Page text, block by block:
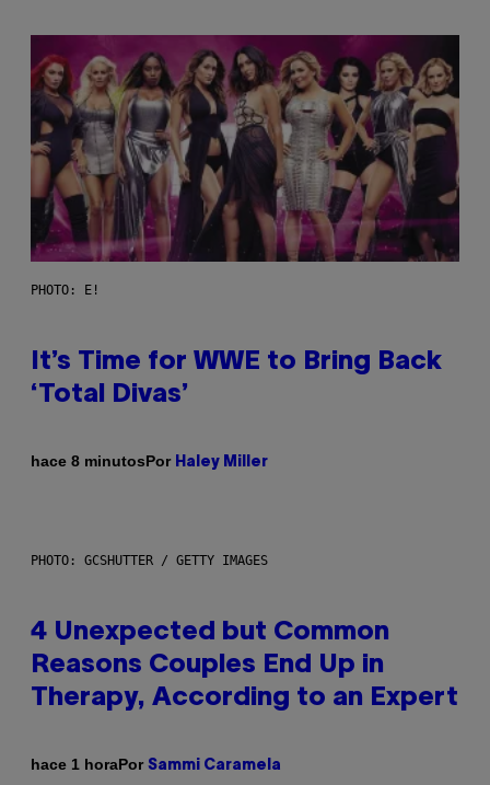
PHOTO: E!
It’s Time for WWE to Bring Back
‘Total Divas’
hace 8 minutosPor Haley Miller
PHOTO: GCSHUTTER / GETTY IMAGES
4 Unexpected but Common
Reasons Couples End Up in
Therapy, According to an Expert
hace 1 horaPor Sammi Caramela